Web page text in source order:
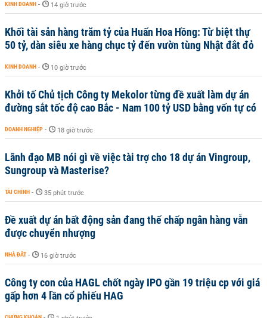
KINH DOANH - 14 giờ trước
Khối tài sản hàng trăm tỷ của Huấn Hoa Hồng: Từ biệt thự
50 tỷ, dàn siêu xe hàng chục tỷ đến vườn tùng Nhật đắt đỏ
KINH DOANH - 10 giờ trước
Khởi tố Chủ tịch Công ty Mekolor từng đề xuất làm dự án
đường sắt tốc độ cao Bắc - Nam 100 tỷ USD bằng vốn tự có
DOANH NGHIỆP - 18 giờ trước
Lãnh đạo MB nói gì về việc tài trợ cho 18 dự án Vingroup,
Sungroup và Masterise?
TÀI CHÍNH - 35 phút trước
Đề xuất dự án bất động sản đang thế chấp ngân hàng vẫn
được chuyển nhượng
NHÀ ĐẤT - 16 giờ trước
Công ty con của HAGL chốt ngày IPO gần 19 triệu cp với giá
gấp hơn 4 lần cổ phiếu HAG